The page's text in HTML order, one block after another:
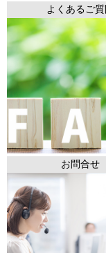
よくあるご質
お問合せ